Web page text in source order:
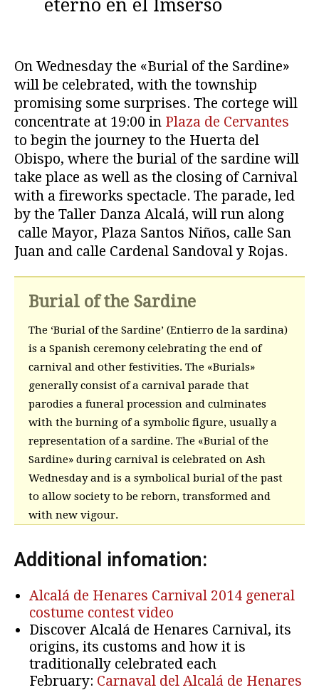
eterno en el Imserso
On Wednesday the «Burial of the Sardine»
will be celebrated, with the township
promising some surprises. The cortege will
concentrate at 19:00 in Plaza de Cervantes
to begin the journey to the Huerta del
Obispo, where the burial of the sardine will
take place as well as the closing of Carnival
with a fireworks spectacle. The parade, led
by the Taller Danza Alcalá, will run along
calle Mayor, Plaza Santos Niños, calle San
Juan and calle Cardenal Sandoval y Rojas.
Burial of the Sardine
The ‘Burial of the Sardine’ (Entierro de la sardina)
is a Spanish ceremony celebrating the end of
carnival and other festivities. The «Burials»
generally consist of a carnival parade that
parodies a funeral procession and culminates
with the burning of a symbolic figure, usually a
representation of a sardine. The «Burial of the
Sardine» during carnival is celebrated on Ash
Wednesday and is a symbolical burial of the past
to allow society to be reborn, transformed and
with new vigour.
Additional infomation:
Alcalá de Henares Carnival 2014 general
costume contest video
Discover Alcalá de Henares Carnival, its
origins, its customs and how it is
traditionally celebrated each
February: Carnaval del Alcalá de Henares